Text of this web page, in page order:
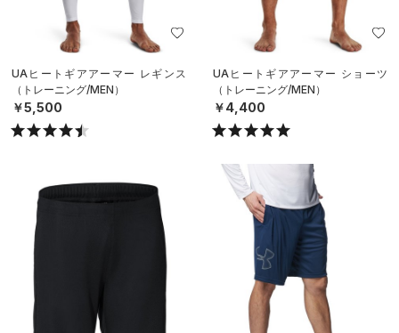
UAヒートギアアーマー レギンス
（トレーニング/MEN）
￥5,500
UAヒートギアアーマー ショーツ
（トレーニング/MEN）
￥4,400